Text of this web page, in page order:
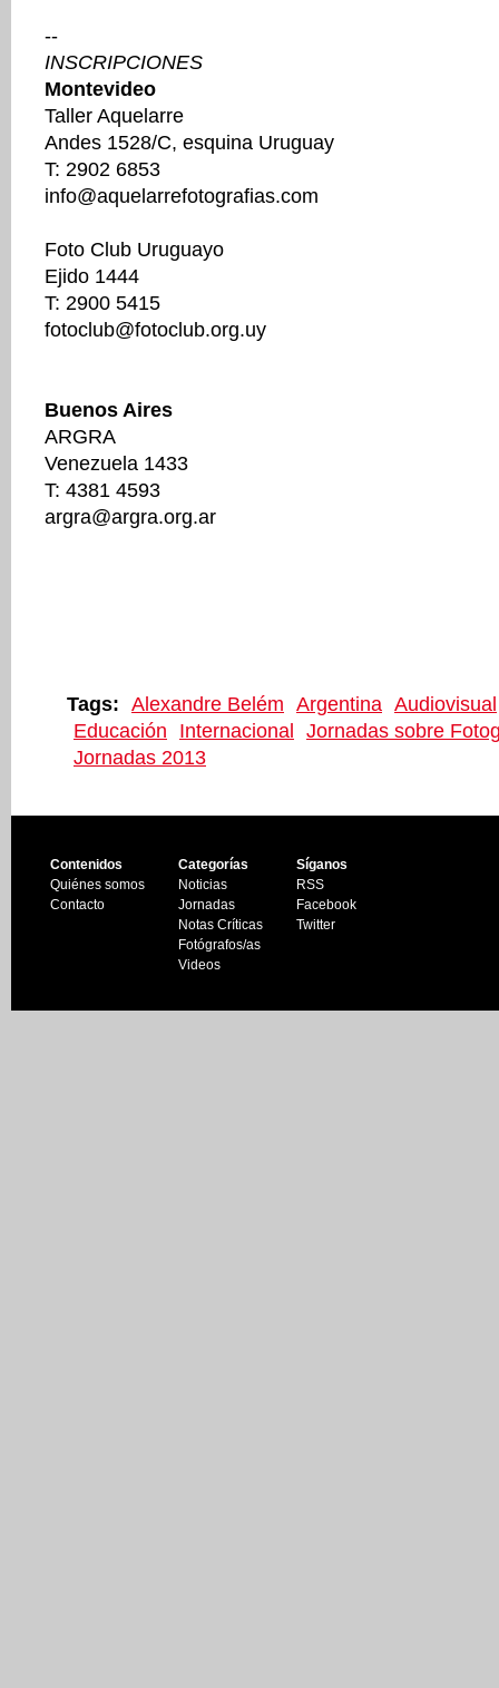
--
INSCRIPCIONES
Montevideo
Taller Aquelarre
Andes 1528/C, esquina Uruguay
T: 2902 6853
info@aquelarrefotografias.com
Foto Club Uruguayo
Ejido 1444
T: 2900 5415
fotoclub@fotoclub.org.uy
Buenos Aires
ARGRA
Venezuela 1433
T: 4381 4593
argra@argra.org.ar
Tags: Alexandre Belém Argentina Audiovisual
Educación
Internacional
Jornadas sobre
Jornadas 2013
Contenidos
Quiénes somos
Contacto
Categorías
Noticias
Jornadas
Notas Críticas
Fotógrafos/as
Videos
Síganos
RSS
Facebook
Twitter